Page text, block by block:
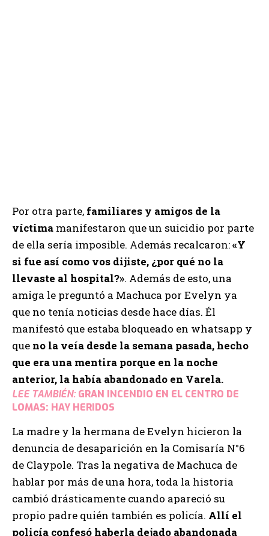
Por otra parte, familiares y amigos de la
víctima manifestaron que un suicidio por parte
de ella sería imposible. Además recalcaron:«Y
si fue así como vos dijiste, ¿por qué no la
llevaste al hospital?». Además de esto, una
amiga le preguntó a Machuca por Evelyn ya
que no tenía noticias desde hace días. Él
manifestó que estaba bloqueado en whatsapp y
que no la veía desde la semana pasada, hecho
que era una mentira porque en la noche
anterior, la había abandonado en Varela.
LEE TAMBIÉN: GRAN INCENDIO EN EL CENTRO DE
LOMAS: HAY HERIDOS
La madre y la hermana de Evelyn hicieron la
denuncia de desaparición en la Comisaría N°6
de Claypole. Tras la negativa de Machuca de
hablar por más de una hora, toda la historia
cambió drásticamente cuando apareció su
propio padre quién también es policía. Allí el
policía confesó haberla dejado abandonada